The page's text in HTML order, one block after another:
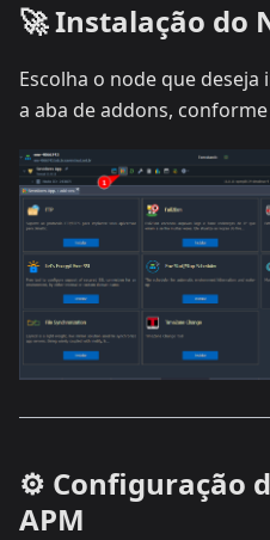
🚀 Instalação do
Escolha o node que
a aba de addons,
⚙️ Configuração
APM